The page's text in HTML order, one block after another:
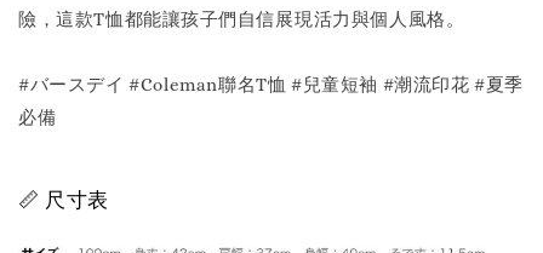
險，這款T恤都能讓孩子們自信展現活力與個人風格。
#バースデイ #Coleman聯名T恤 #兒童短袖 #潮流印花 #夏季
必備
📏 尺寸表